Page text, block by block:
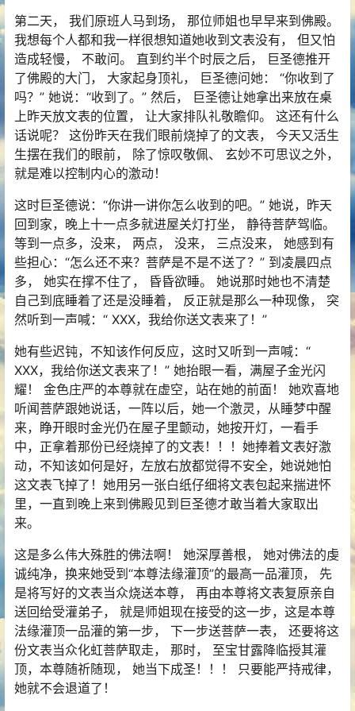
第二天， 我们原班人马到场， 那位师姐也早早来到佛殿。
我想每个人都和我一样很想知道她收到文表没有， 但又怕
造成轻慢， 不敢问。 直到约半个时辰之后， 巨圣德推开
了佛殿的大门， 大家起身顶礼， 巨圣德问她： “你收到了
吗？” 她说：“收到了。” 然后， 巨圣德让她拿出来放在桌
上昨天放文表的位置， 让大家排队礼敬瞻仰。 这还有什么
话说呢？ 这份昨天在我们眼前烧掉了的文表， 今天又活生
生摆在我们的眼前， 除了惊叹敬佩、 玄妙不可思议之外，
就是难以控制内心的激动！
这时巨圣德说：“你讲一讲你怎么收到的吧。” 她说，昨天
回到家，晚上十一点多就进屋关灯打坐， 静待菩萨驾临。
等到一点多，没来， 两点， 没来， 三点没来， 她感到有
些担心：“怎么还不来？菩萨是不是不送了？” 到凌晨四点
多， 她实在撑不住了， 昏昏欲睡。 她说那时她也不清楚
自己到底睡着了还是没睡着， 反正就是那么一种现像， 突
然听到一声喊：“ XXX，我给你送文表来了！”
她有些迟钝，不知该作何反应，这时又听到一声喊：“
XXX，我给你送文表来了！” 她抬眼一看，满屋子金光闪
耀！ 金色庄严的本尊就在虚空，站在她的前面！ 她欢喜地
听闻菩萨跟她说话，一阵以后，她一个激灵，从睡梦中醒
来，睁开眼时金光仍在屋子里颤动，她按开灯，一看手
中，正拿着那份已经烧掉了的文表！！！她捧着文表好激
动，不知该如何是好，左放右放都觉得不安全，她说她怕
这文表飞掉了！她用另一张白纸仔细将文表包起来揣进怀
里，一直到晚上来到佛殿见到巨圣德才敢当着大家取出
来。
这是多么伟大殊胜的佛法啊！ 她深厚善根， 她对佛法的虔
诚纯净，换来她受到“本尊法缘灌顶”的最高一品灌顶， 先
是将写好的文表当众烧送本尊， 再由本尊将文表复原亲自
送回给受灌弟子， 就是师姐现在接受的这一步，这是本尊
法缘灌顶一品灌的第一步， 下一步送菩萨一表， 还要将这
份文表当众化虹菩萨取走， 那时， 至宝甘露降临授其灌
顶，本尊随祈随现， 她当下成圣！！！ 只要能严持戒律，
她就不会退道了！